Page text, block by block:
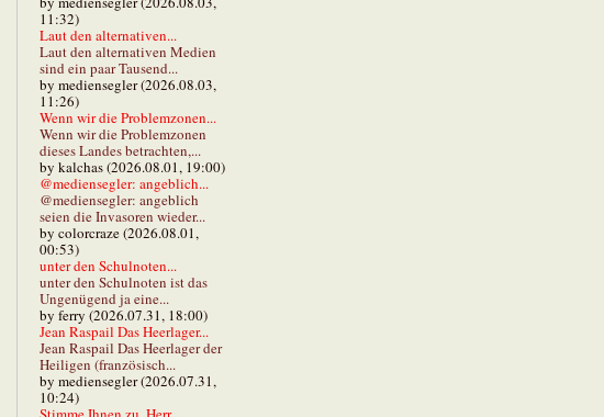
11:32)
Laut den alternativen...
Laut den alternativen Medien
sind ein paar Tausend...
by mediensegler (2026.08.03,
11:26)
Wenn wir die Problemzonen...
Wenn wir die Problemzonen
dieses Landes betrachten,...
by kalchas (2026.08.01, 19:00)
@mediensegler: angeblich...
@mediensegler: angeblich
seien die Invasoren wieder...
by colorcraze (2026.08.01,
00:53)
unter den Schulnoten...
unter den Schulnoten ist das
Ungenügend ja eine...
by ferry (2026.07.31, 18:00)
Jean Raspail Das Heerlager...
Jean Raspail Das Heerlager der
Heiligen (französisch...
by mediensegler (2026.07.31,
10:24)